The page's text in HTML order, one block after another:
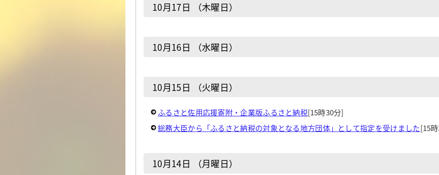
10月17日 （木曜日）
10月16日 （水曜日）
10月15日 （火曜日）
ふるさと佐用応援寄附・企業版ふるさと納税[15時30分]
総務大臣から「ふるさと納税の対象となる地方団体」として指定を受けました[15
10月14日 （月曜日）